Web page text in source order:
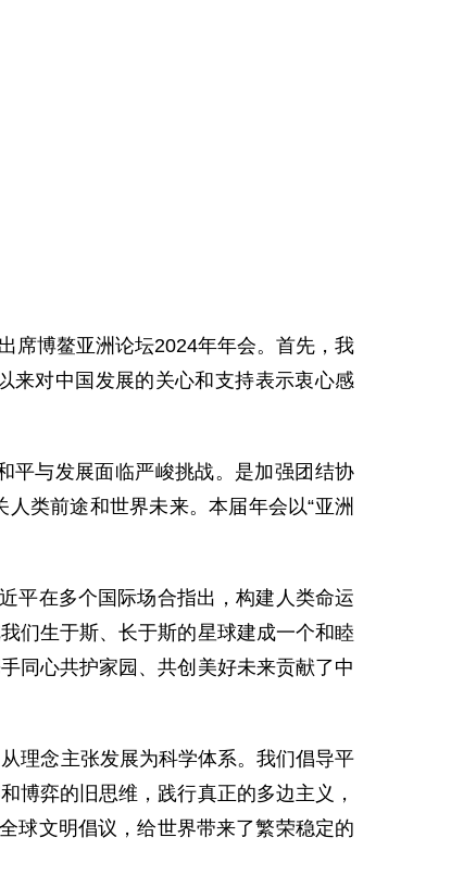
席博鳌亚洲论坛2024年年会。首先，我
来对中国发展的关心和支持表示衷心感
平与发展面临严峻挑战。是加强团结协
类前途和世界未来。本届年会以“亚洲
平在多个国际场合指出，构建人类命运
们生于斯、长于斯的星球建成一个和睦
同心共护家园、共创美好未来贡献了中
理念主张发展为科学体系。我们倡导平
博弈的旧思维，践行真正的多边主义，
球文明倡议，给世界带来了繁荣稳定的